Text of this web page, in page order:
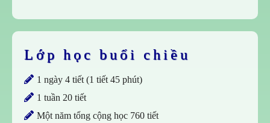
Lớp học buổi chiều
1 ngày 4 tiết (1 tiết 45 phút)
1 tuần 20 tiết
Một năm tổng cộng học 760 tiết